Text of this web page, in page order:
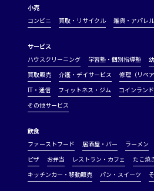
小売
コンビニ
買取・リサイクル 雑貨・アパレル
サービス
ハウスクリーニング
学習塾・個別指導塾
買取販売
介護・デイサービス 修理（リペア
IT・通信
フィットネス・ジム コインラン
その他サービス
飲食
ファーストフード
居酒屋・バー ラーメン
ピザ
お弁当 レストラン・カフェ
たこ焼
キッチンカー・移動販売
パン・スイーツ